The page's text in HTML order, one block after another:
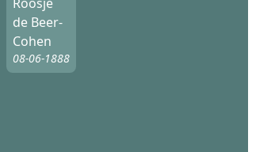
de Beer-
Cohen
08-06-1888